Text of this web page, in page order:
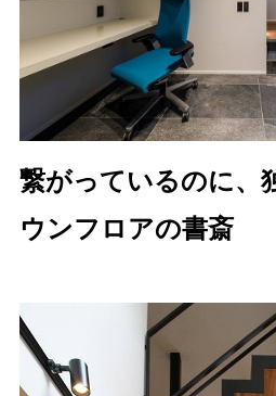
繋がっているのに、
ウンフロアの書斎